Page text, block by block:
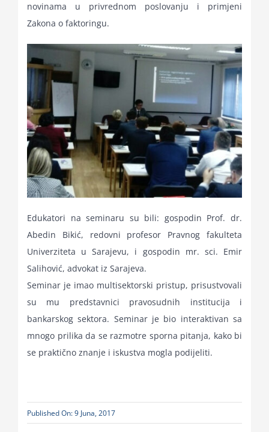
novinama u privrednom poslovanju i primjeni
Zakona o faktoringu.
Edukatori na seminaru su bili: gospodin Prof. dr.
Abedin Bikić, redovni profesor Pravnog fakulteta
Univerziteta u Sarajevu, i gospodin mr. sci. Emir
Salihović, advokat iz Sarajeva.
Seminar je imao multisektorski pristup, prisustvovali
su mu predstavnici pravosudnih institucija i
bankarskog sektora. Seminar je bio interaktivan sa
mnogo prilika da se razmotre sporna pitanja, kako bi
se praktično znanje i iskustva mogla podijeliti.
Published On: 9 Juna, 2017